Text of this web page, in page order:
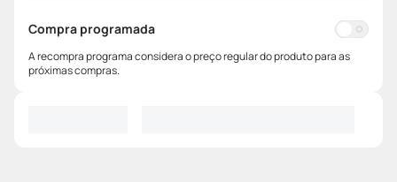
Compra programada
A recompra programa considera o preço regular do produto para as
próximas compras.